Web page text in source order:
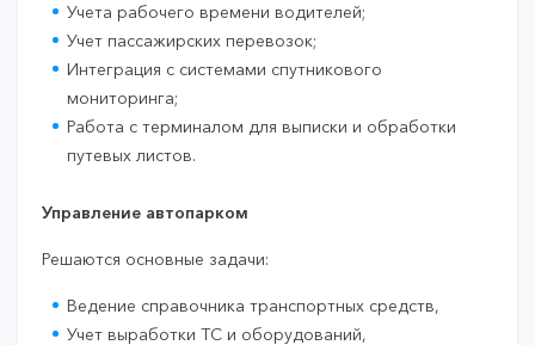
Учета рабочего времени водителей;
Учет пассажирских перевозок;
Интеграция с системами спутникового
мониторинга;
Работа с терминалом для выписки и обработки
путевых листов.
Управление автопарком
Решаются основные задачи:
Ведение справочника транспортных средств,
Учет выработки ТС и оборудований,